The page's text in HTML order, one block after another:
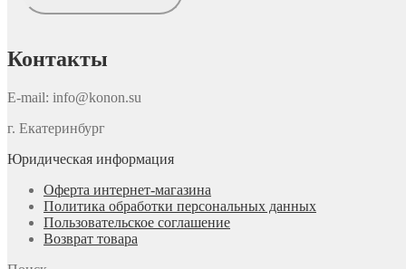
Контакты
E-mail: info@konon.su
г. Екатеринбург
Юридическая информация
Оферта интернет-магазина
Политика обработки персональных данных
Пользовательское соглашение
Возврат товара